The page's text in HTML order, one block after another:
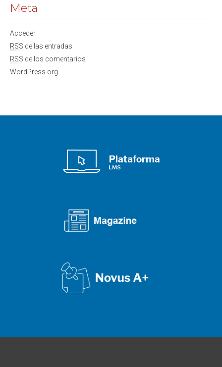
Meta
Acceder
RSS de las entradas
RSS de los comentarios
WordPress.org